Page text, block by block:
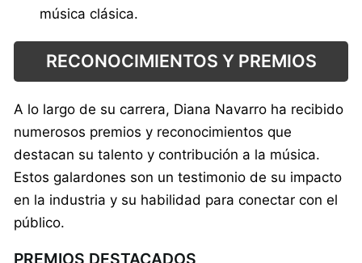
música clásica.
RECONOCIMIENTOS Y PREMIOS
A lo largo de su carrera, Diana Navarro ha recibido
numerosos premios y reconocimientos que
destacan su talento y contribución a la música.
Estos galardones son un testimonio de su impacto
en la industria y su habilidad para conectar con el
público.
PREMIOS DESTACADOS